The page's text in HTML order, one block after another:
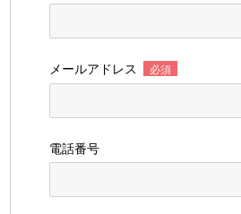
メールアドレス 必須
電話番号